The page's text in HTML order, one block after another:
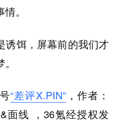
。
诱饵，屏幕前的我们才
“差评X.PIN”，作者：
面线 ，36氪经授权发